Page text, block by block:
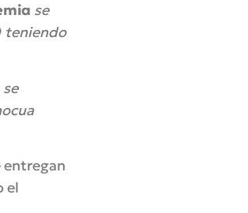
se
teniendo
se
entregan
el